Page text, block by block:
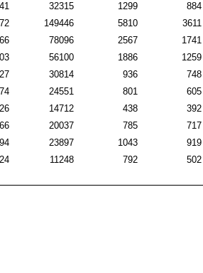
32315 1299
884
149446 5810
3611
78096 2567 1741
56100 1886 1259
30814 936
748
24551 801
605
14712 438
392
20037 785
717
23897 1043
919
11248 792 502